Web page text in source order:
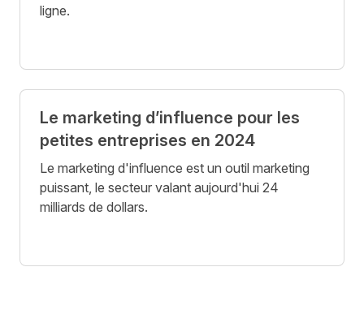
ligne.
Le marketing d’influence pour les
petites entreprises en 2024
Le marketing d'influence est un outil marketing
puissant, le secteur valant aujourd'hui 24
milliards de dollars.